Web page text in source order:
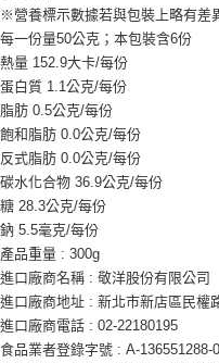
※營養標示數據若與包裝上略有差
每一份量50公克；本包裝含6份
熱量 152.9大卡/每份
蛋白質 1.1公克/每份
脂肪 0.5公克/每份
飽和脂肪 0.0公克/每份
反式脂肪 0.0公克/每份
碳水化合物 36.9公克/每份
糖 28.3公克/每份
鈉 5.5毫克/每份
產品重量 : 300g
進口廠商名稱 : 敬洋股份有限公司
進口廠商地址 : 新北市新店區民權
進口廠商電話 : 02-22180195
食品業者登錄字號 : A-136551288-